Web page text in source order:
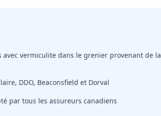
avec vermiculite dans le grenier provenant de la
DDO, Beaconsfield et Dorval
par tous les assureurs canadiens